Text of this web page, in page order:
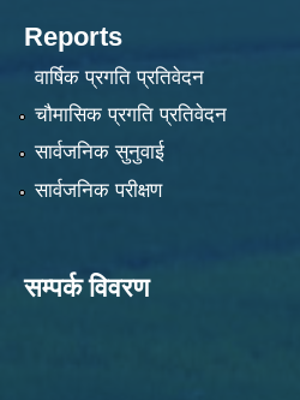
Reports
वार्षिक प्रगति प्रतिवेदन
चौमासिक प्रगति प्रतिवेदन
सार्वजनिक सुनुवाई
सार्वजनिक परीक्षण
सम्पर्क विवरण